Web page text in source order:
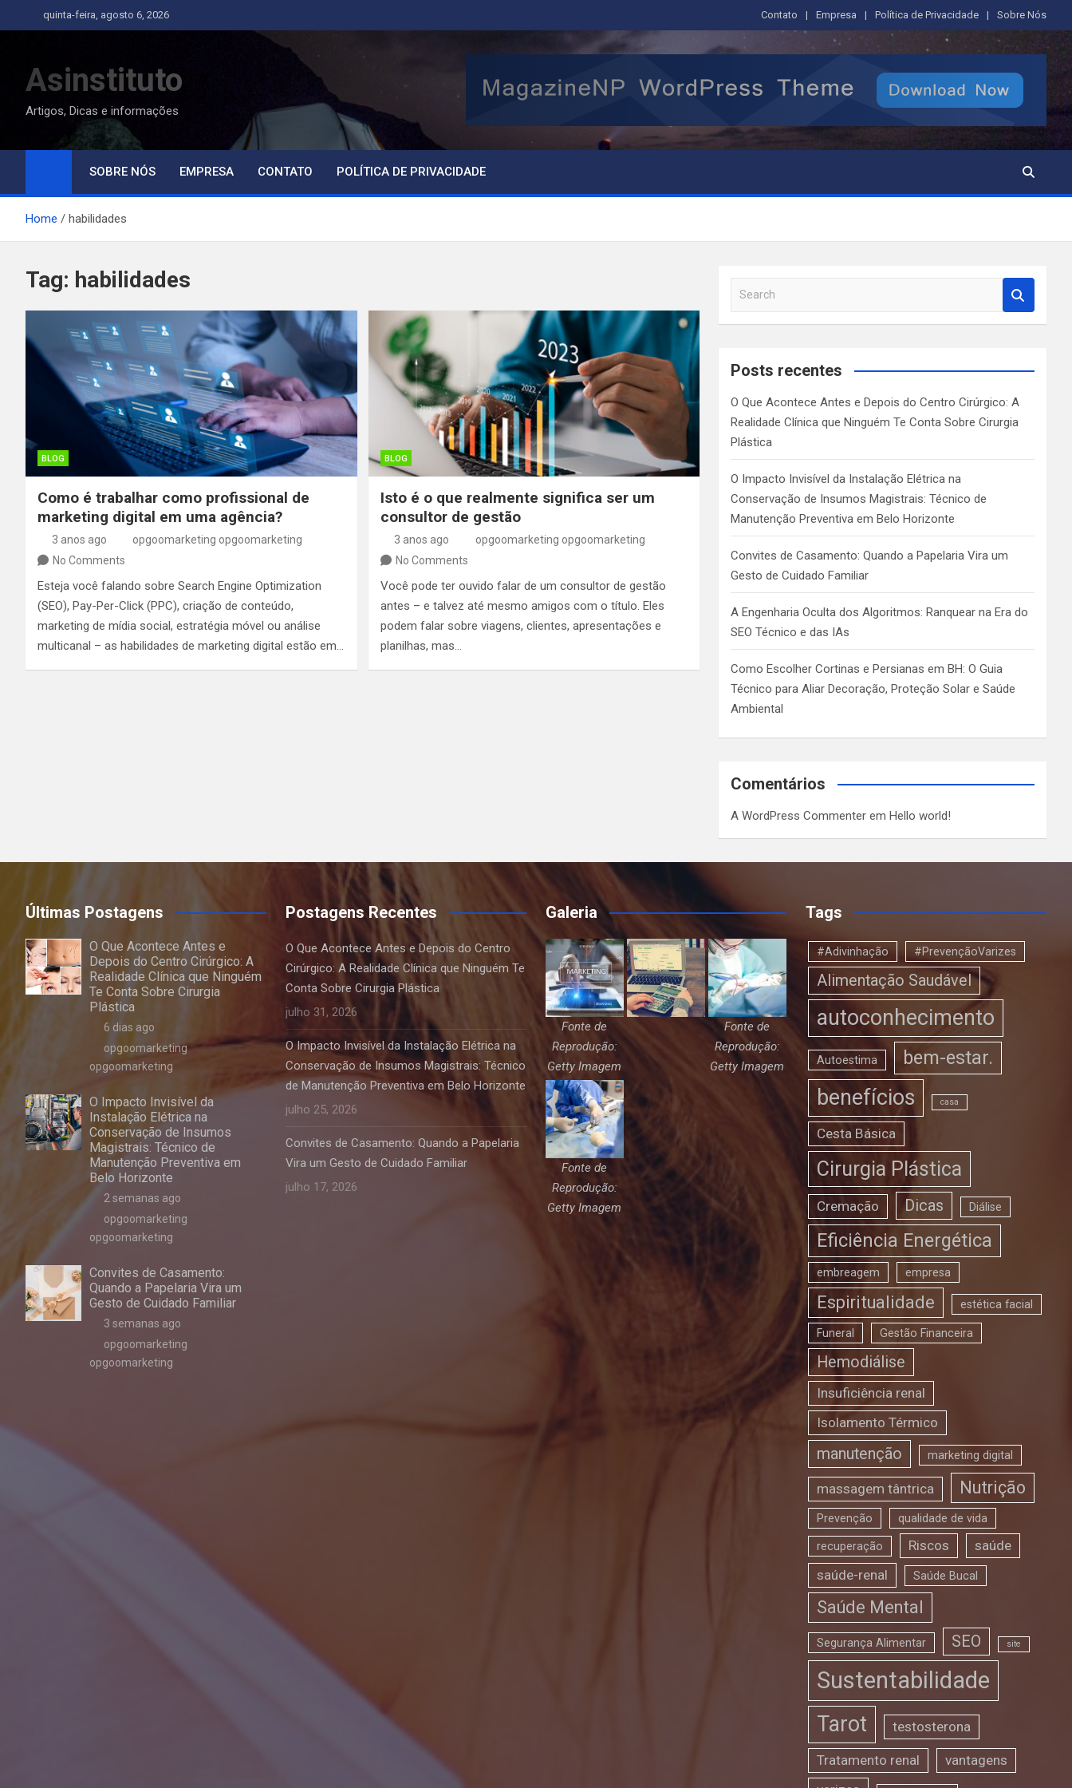
to
quinta-feira, agosto 6, 2026 Contato Empresa Política de Privacidade Sobre Nós
Asinstituto
Artigos, Dicas e informações
SOBRE NÓS EMPRESA CONTATO POLÍTICA DE PRIVACIDADE
Home habilidades
Tag: habilidades
BLOG
Como é trabalhar como profissional de
marketing digital em uma agência?
3 anos ago
opgoomarketing opgoomarketing
No Comments
Esteja você falando sobre Search Engine Optimization
(SEO), Pay-Per-Click (PPC), criação de conteúdo,
marketing de mídia social, estratégia móvel ou análise
multicanal – as habilidades de marketing digital estão em…
BLOG
Isto é o que realmente significa ser um
consultor de gestão
3 anos ago
opgoomarketing opgoomarketing
No Comments
Você pode ter ouvido falar de um consultor de gestão
antes – e talvez até mesmo amigos com o título. Eles
podem falar sobre viagens, clientes, apresentações e
planilhas, mas…
a
c
Posts recentes
O Que Acontece Antes e Depois do Centro Cirúrgico: A
Realidade Clínica que Ninguém Te Conta Sobre Cirurgia
Plástica
O Impacto Invisível da Instalação Elétrica na
Conservação de Insumos Magistrais: Técnico de
Manutenção Preventiva em Belo Horizonte
Convites de Casamento: Quando a Papelaria Vira um
Gesto de Cuidado Familiar
A Engenharia Oculta dos Algoritmos: Ranquear na Era do
SEO Técnico e das IAs
Como Escolher Cortinas e Persianas em BH: O Guia
Técnico para Aliar Decoração, Proteção Solar e Saúde
Ambiental
Comentários
A WordPress Commenter emHello world!
Últimas Postagens
O Que Acontece Antes e
Depois do Centro Cirúrgico: A
Realidade Clínica que Ninguém
Te Conta Sobre Cirurgia
Plástica
6 dias ago
opgoomarketing
opgoomarketing
O Impacto Invisível da
Instalação Elétrica na
Conservação de Insumos
Magistrais: Técnico de
Manutenção Preventiva em
Belo Horizonte
2 semanas ago
opgoomarketing
opgoomarketing
Convites de Casamento:
Quando a Papelaria Vira um
Gesto de Cuidado Familiar
3 semanas ago
opgoomarketing
opgoomarketing
Postagens Recentes
O Que Acontece Antes e Depois do Centro
Cirúrgico: A Realidade Clínica que Ninguém Te
Conta Sobre Cirurgia Plástica
julho 31, 2026
O Impacto Invisível da Instalação Elétrica na
Conservação de Insumos Magistrais: Técnico
de Manutenção Preventiva em Belo Horizonte
julho 25, 2026
Convites de Casamento: Quando a Papelaria
Vira um Gesto de Cuidado Familiar
julho 17, 2026
Galeria
Fonte de
Reprodução:
Getty Imagem
Fonte de
Reprodução:
Getty Imagem
Fonte de
Reprodução:
Getty Imagem
Tags
#Adivinhação #PrevençãoVarizes
Alimentação Saudável
autoconhecimento
Autoestima bem-estar.
benefícios casa
Cesta Básica
Cirurgia Plástica
Cremação Dicas Diálise
Eficiência Energética
embreagem empresa
Espiritualidade estética facial
Funeral Gestão Financeira
Hemodiálise
Insuficiência renal
Isolamento Térmico
manutenção marketing digital
massagem tântrica Nutrição
Prevenção qualidade de vida
recuperação Riscos
saúde
saúde-renal
Saúde Bucal
Saúde Mental
Segurança Alimentar SEO site
Sustentabilidade
Tarot testosterona
Tratamento renal
vantagens